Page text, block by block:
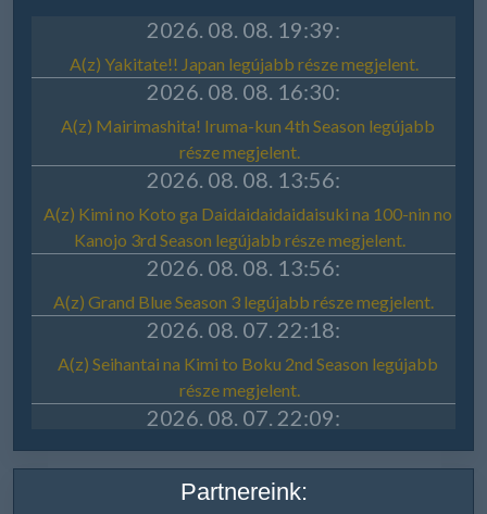
Partnereink: